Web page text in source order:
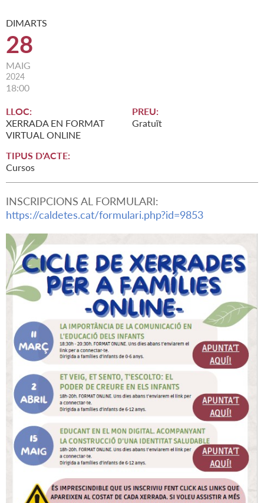
DIMARTS
28
MAIG
2024
18:00
LLOC:
XERRADA EN FORMAT
VIRTUAL ONLINE
PREU:
Gratuït
TIPUS D'ACTE:
Cursos
INSCRIPCIONS AL FORMULARI:
https://caldetes.cat/formulari.php?id=9853